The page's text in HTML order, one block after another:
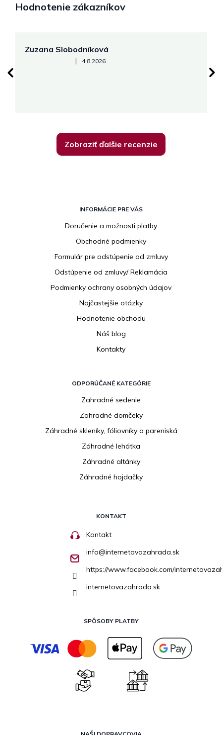
Hodnotenie zákazníkov
Zuzana Slobodníková
Hodnotenie obchodu je 5 z 5 hviezdičiek.
| 4.8.2026
Zobraziť ďalšie recenzie
INFORMÁCIE PRE VÁS
Doručenie a možnosti platby
Obchodné podmienky
Formulár pre odstúpenie od zmluvy
Odstúpenie od zmluvy/ Reklamácia
Podmienky ochrany osobných údajov
Najčastejšie otázky
Hodnotenie obchodu
Náš blog
Kontakty
ODPORÚČANÉ KATEGÓRIE
Zahradné sedenie
Zahradné domčeky
Záhradné skleníky, fóliovníky a pareniská
Záhradné lehátka
Záhradné altánky
Záhradné hojdačky
KONTAKT
Kontakt
info@internetovazahrada.sk
https://www.facebook.com/
internetovazahrada.sk
SPÔSOBY PLATBY